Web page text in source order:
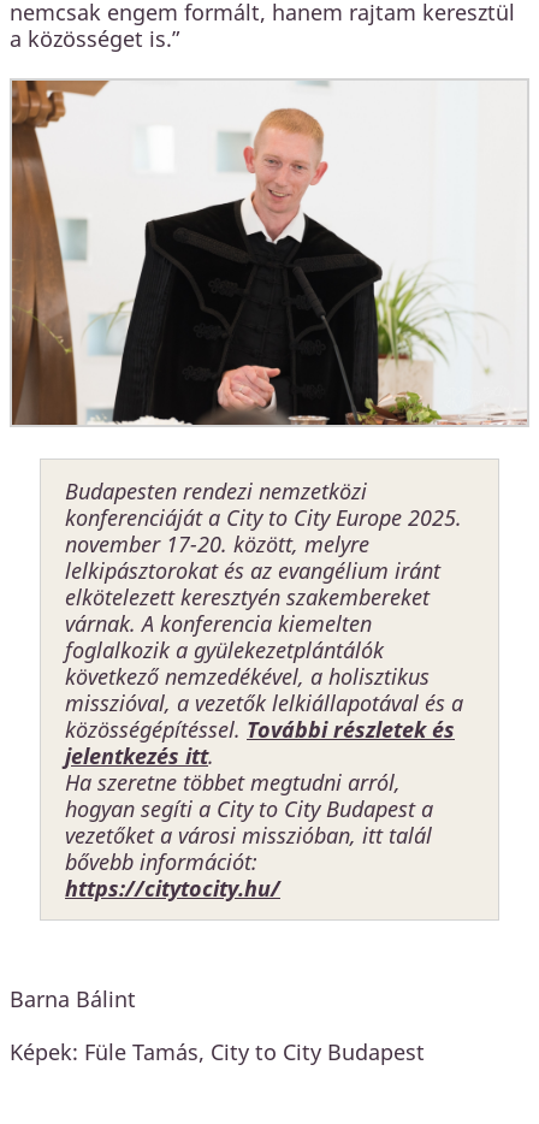
nemcsak engem formált, hanem rajtam keresztül
a közösséget is.”
Budapesten rendezi nemzetközi
konferenciáját a City to City Europe 2025.
november 17-20. között, melyre
lelkipásztorokat és az evangélium iránt
elkötelezett keresztyén szakembereket
várnak. A konferencia kiemelten
foglalkozik a gyülekezetplántálók
következő nemzedékével, a holisztikus
misszióval, a vezetők lelkiállapotával és a
közösségépítéssel. További részletek és
jelentkezés itt.
Ha szeretne többet megtudni arról,
hogyan segíti a City to City Budapest a
vezetőket a városi misszióban, itt talál
bővebb információt:
https://citytocity.hu/
Barna Bálint
Képek: Füle Tamás, City to City Budapest